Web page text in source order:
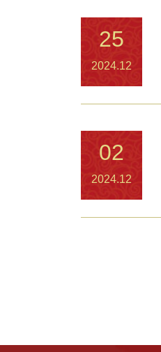
25
2024.12
02
2024.12